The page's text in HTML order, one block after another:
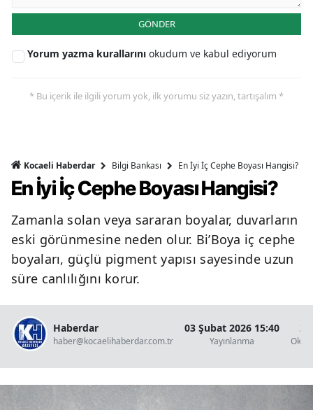
GÖNDER
Yorum yazma kurallarını okudum ve kabul ediyorum
* Bu içerik ile ilgili yorum yok, ilk yorumu siz yazın, tartışalım *
Kocaeli Haberdar Bilgi Bankası En İyi İç Cephe Boyası Hangisi?
En İyi İç Cephe Boyası Hangisi?
Zamanla solan veya sararan boyalar, duvarların
eski görünmesine neden olur. Bi’Boya iç cephe
boyaları, güçlü pigment yapısı sayesinde uzun
süre canlılığını korur.
Haberdar
haber@kocaelihaberdar.com.tr
03 Şubat 2026 15:40
Yayınlanma
2